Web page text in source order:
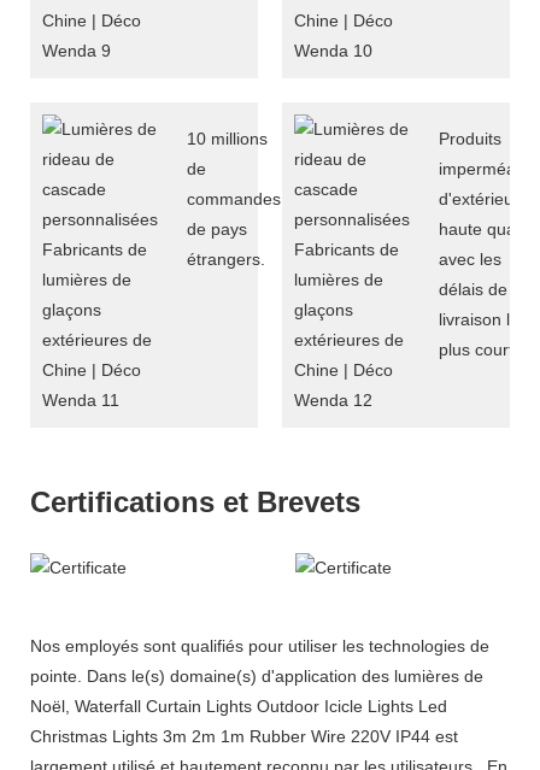
10 millions
de
commandes
de pays
étrangers.
Produits
d'extérieur
haute qualité
avec les
délais de
livraison les
plus courts.
Certifications et Brevets
Nos employés sont qualifiés pour utiliser les technologies de
pointe. Dans le(s) domaine(s) d'application des lumières de
Noël, Waterfall Curtain Lights Outdoor Icicle Lights Led
Christmas Lights 3m 2m 1m Rubber Wire 220V IP44 est
largement utilisé et hautement reconnu par les utilisateurs . En